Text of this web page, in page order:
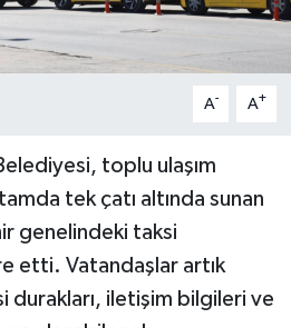
A- A+
toplu ulaşım
tek çatı altında sunan
genelindeki taksi
etti. Vatandaşlar artık
durakları, iletişim bilgileri ve